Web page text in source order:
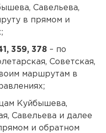
Савельева,
в прямом и
359, 378 – по
Советская,
маршрутам в
Куйбышева,
Савельева и далее
и обратном